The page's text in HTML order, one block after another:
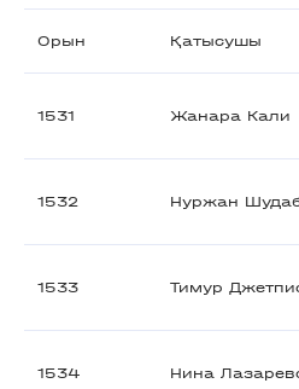
Орын Қатысушы
1531 Жанара Кали
1532 Нуржан
1533 Тимур
1534 Нина